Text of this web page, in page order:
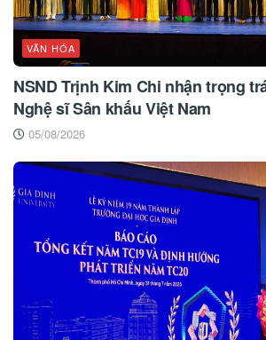
VĂN HÓA
NSND Trịnh Kim Chi nhận trọng
Nghệ sĩ Sân khấu Việt Nam
05/08/2026